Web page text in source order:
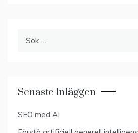
Senaste Inläggen
SEO med AI